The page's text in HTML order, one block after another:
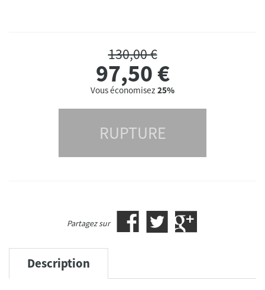
130,00 €
97,50€
Vous économisez 25%
RUPTURE
Partagez sur
Description